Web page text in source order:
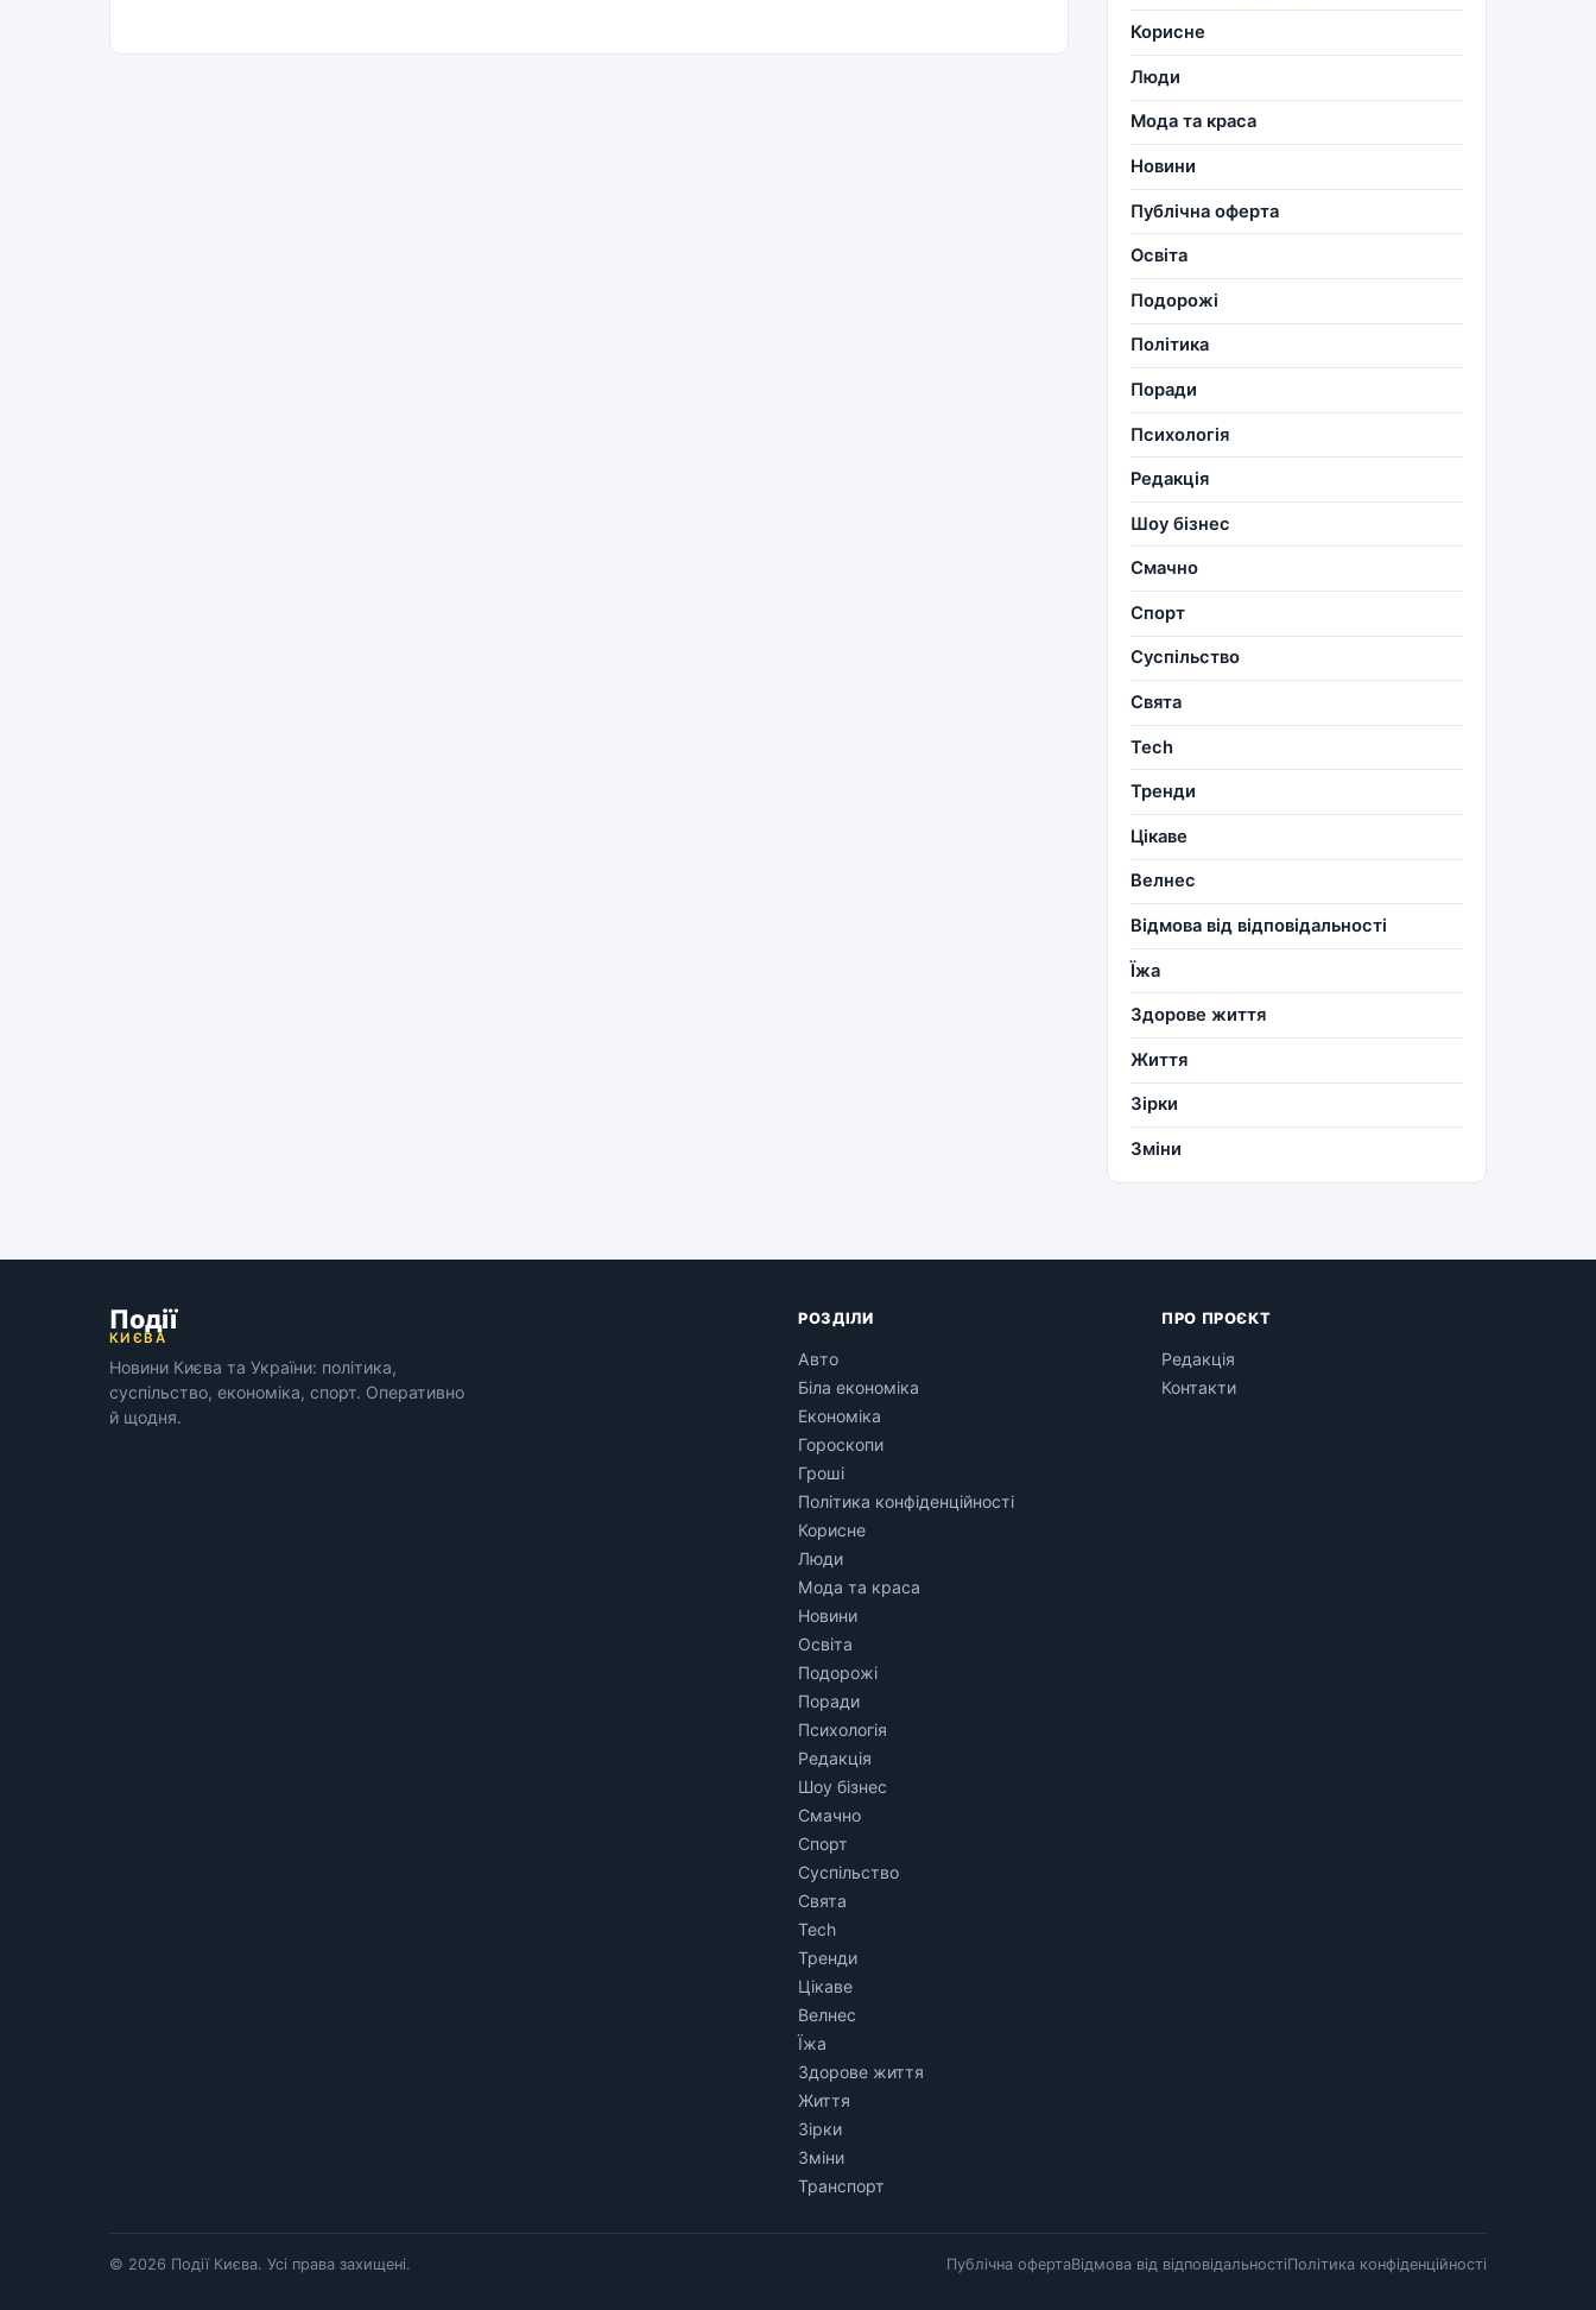
Корисне
Люди
Мода та краса
Новини
Публічна оферта
Освіта
Подорожі
Політика
Поради
Психологія
Редакція
Шоу бізнес
Смачно
Спорт
Суспільство
Свята
Tech
Тренди
Цікаве
Велнес
Відмова від відповідальності
Їжа
Здорове життя
Життя
Зірки
Зміни
Події
КИЄВА
Новини Києва та України: політика,
суспільство, економіка, спорт. Оперативно
й щодня.
РОЗДІЛИ
Авто
Біла економіка
Економіка
Гороскопи
Гроші
Політика конфіденційності
Корисне
Люди
Мода та краса
Новини
Освіта
Подорожі
Поради
Психологія
Редакція
Шоу бізнес
Смачно
Спорт
Суспільство
Свята
Tech
Тренди
Цікаве
Велнес
Їжа
Здорове життя
Життя
Зірки
Зміни
Транспорт
ПРО ПРОЄКТ
Редакція
Контакти
© 2026 Події Києва. Усі права захищені. Публічна офертаВідмова від відповідальностіПолітика конфіденційності